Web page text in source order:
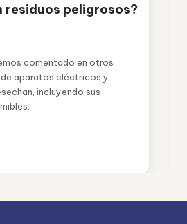
residuos peligrosos?
comentado en otros
aparatos eléctricos y
incluyendo sus